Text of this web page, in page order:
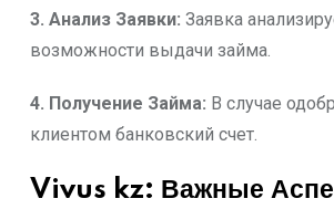
3. Анализ Заявки: Заявка
возможности выдачи займа.
4. Получение Займа: В случае
клиентом банковский счет.
Vivus kz: Важные